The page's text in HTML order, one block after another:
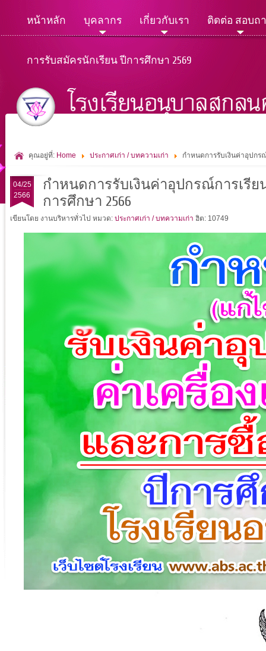
หน้าหลัก บุคลากร เกี่ยวกับเรา ติดต่อ สอบถ
การรับสมัครนักเรียน ปีการศึกษา 2569
คุณอยู่ที่: Home ประกาศเก่า / บทความเก่า กำหนดการรับเงินค่าอุปกร
04/25
2566
กำหนดการรับเงินค่าอุปกรณ์การเรี
การศึกษา 2566
เขียนโดย งานบริหารทั่วไป หมวด: ประกาศเก่า / บทความเก่า ฮิต: 10749